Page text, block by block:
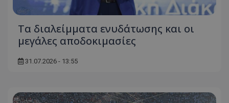
Τα διαλείμματα ενυδάτωσης και οι
μεγάλες αποδοκιμασίες
31.07.2026 - 13:55